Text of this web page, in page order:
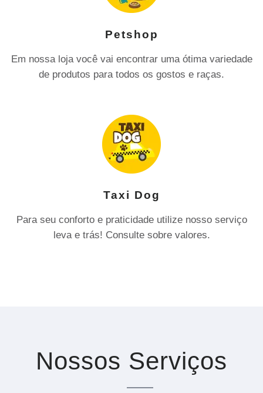
Petshop
Em nossa loja você vai encontrar uma ótima variedade
de produtos para todos os gostos e raças.
Taxi Dog
Para seu conforto e praticidade utilize nosso serviço
leva e trás! Consulte sobre valores.
Nossos Serviços